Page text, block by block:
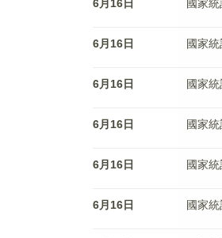
6月16日 國家
6月16日 國家
6月16日 國家
6月16日 國家
6月16日 國家
6月16日 國家